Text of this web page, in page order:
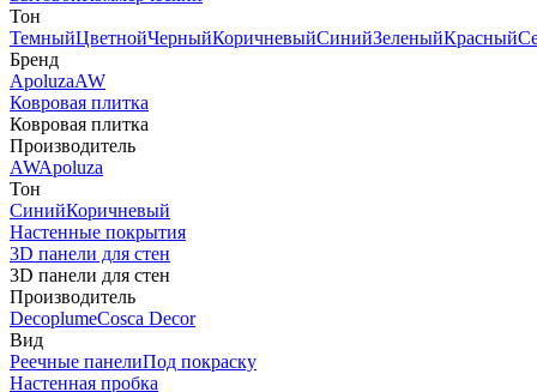
Тон
ТемныйЦветнойЧерныйКоричневыйСинийЗеленыйКрасный
Бренд
ApoluzaAW
Ковровая плитка
Ковровая плитка
Производитель
AWApoluza
Тон
СинийКоричневый
Настенные покрытия
3D панели для стен
3D панели для стен
Производитель
DecoplumeCosca Decor
Вид
Реечные панелиПод покраску
Настенная пробка